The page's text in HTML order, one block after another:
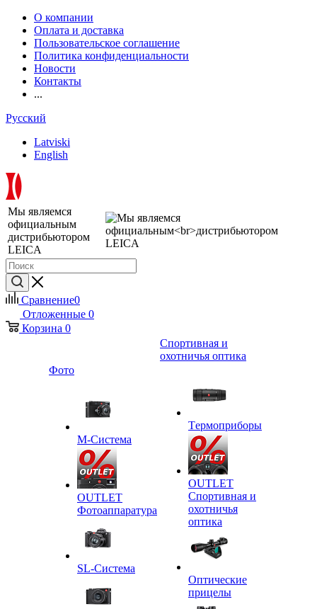
О компании
Оплата и доставка
Пользовательское соглашение
Политика конфиденциальности
Новости
Контакты
...
Русский
Latviski
English
Мы являемся
официальным
дистрибьютором
LEICA
Сравнение0
Отложенные 0
Корзина 0
Фото
M-Система
OUTLET
Фотоаппаратура
SL-Система
Спортивная и
охотничья оптика
Tермоприборы
OUTLET
Спортивная и
охотничья
оптика
Оптические
прицелы